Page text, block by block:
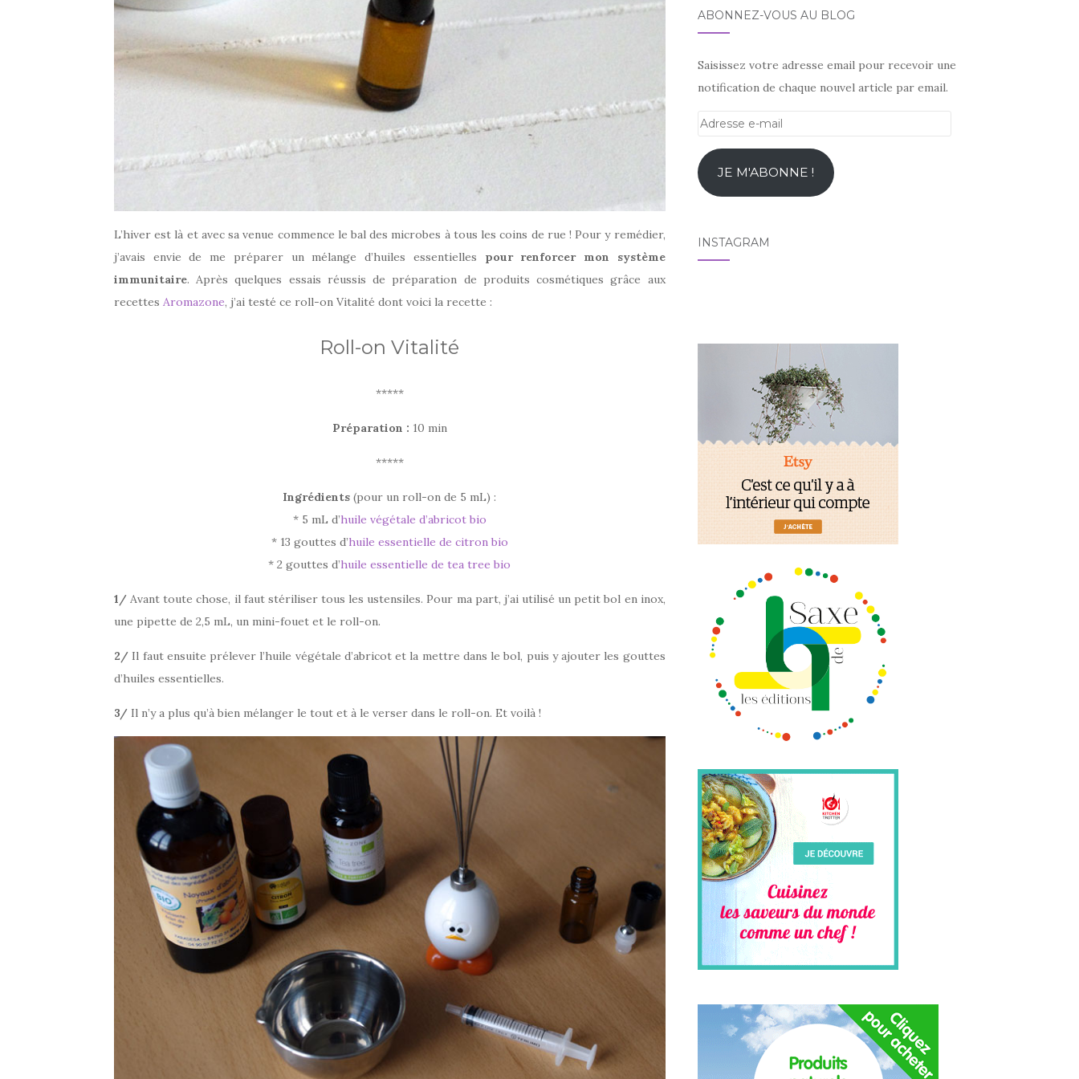
L’hiver est là et avec sa venue commence le bal des microbes à tous les coins de rue ! Pour y remédier,
j’avais envie de me préparer un mélange d’huiles essentielles pour renforcer mon système
immunitaire. Après quelques essais réussis de préparation de produits cosmétiques grâce aux
recettes Aromazone, j’ai testé ce roll-on Vitalité dont voici la recette :
Roll-on Vitalité
*****
Préparation : 10 min
*****
Ingrédients (pour un roll-on de 5 mL) :
* 5 mL d’huile végétale d’abricot bio
* 13 gouttes d’huile essentielle de citron bio
* 2 gouttes d’huile essentielle de tea tree bio
1/ Avant toute chose, il faut stériliser tous les ustensiles. Pour ma part, j’ai utilisé un petit bol en inox,
une pipette de 2,5 mL, un mini-fouet et le roll-on.
2/ Il faut ensuite prélever l’huile végétale d’abricot et la mettre dans le bol, puis y ajouter les gouttes
d’huiles essentielles.
3/ Il n’y a plus qu’à bien mélanger le tout et à le verser dans le roll-on. Et voilà !
ABONNEZ-VOUS AU BLOG
Saisissez votre adresse email pour recevoir une
notification de chaque nouvel article par email.
Adresse
mailJE M'ABONNE !
INSTAGRAM